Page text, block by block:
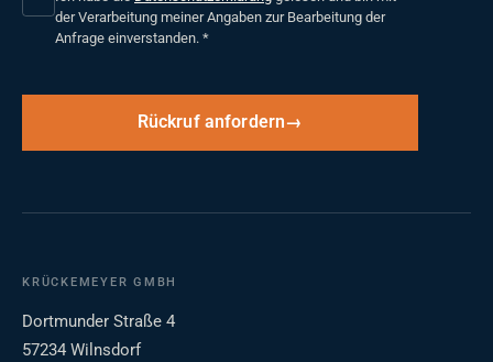
der Verarbeitung meiner Angaben zur Bearbeitung der
Anfrage einverstanden. *
Rückruf anfordern
KRÜCKEMEYER GMBH
Dortmunder Straße 4
57234 Wilnsdorf